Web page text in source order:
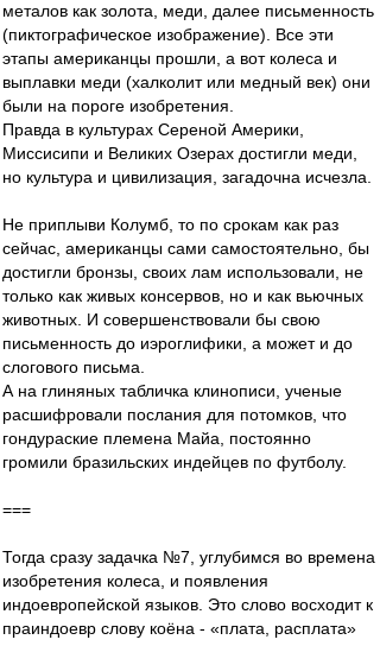
металов как золота, меди, далее письменность
(пиктографическое изображение). Все эти
этапы американцы прошли, а вот колеса и
выплавки меди (халколит или медный век) они
были на пороге изобретения.
Правда в культурах Сереной Америки,
Миссисипи и Великих Озерах достигли меди,
но культура и цивилизация, загадочна исчезла.
Не приплыви Колумб, то по срокам как раз
сейчас, американцы сами самостоятельно, бы
достигли бронзы, своих лам использовали, не
только как живых консервов, но и как вьючных
животных. И совершенствовали бы свою
письменность до иэроглифики, а может и до
слогового письма.
А на глиняных табличка клинописи, ученые
расшифровали послания для потомков, что
гондураские племена Майа, постоянно
громили бразильских индейцев по футболу.
===
Тогда сразу задачка №7, углубимся во времена
изобретения колеса, и появления
индоевропейской языков. Это слово восходит к
праиндоевр слову коёна - «плата, расплата»